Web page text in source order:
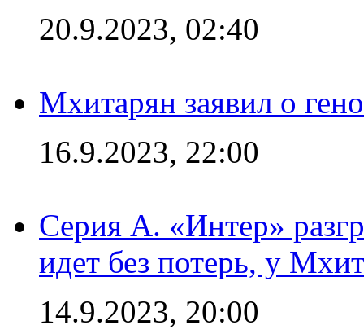
20.9.2023, 02:40
Мхитарян заявил о
16.9.2023, 22:00
Серия А. «Интер»
идет без потерь, у
14.9.2023, 20:00